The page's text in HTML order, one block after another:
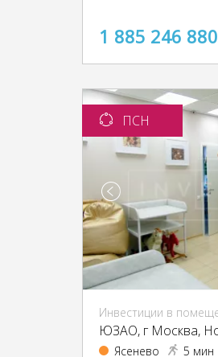
1 885 246 880
ПСН
Ясенево 5 мин